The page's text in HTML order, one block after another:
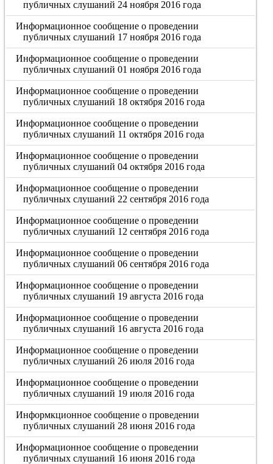
публичных слушаний 24 ноября 2016 года
Информационное сообщение о проведении
публичных слушаний 17 ноября 2016 года
Информационное сообщение о проведении
публичных слушаний 01 ноября 2016 года
Информационное сообщение о проведении
публичных слушаний 18 октября 2016 года
Информационное сообщение о проведении
публичных слушаний 11 октября 2016 года
Информационное сообщение о проведении
публичных слушаний 04 октября 2016 года
Информационное сообщение о проведении
публичных слушаний 22 сентября 2016 года
Информационное сообщение о проведении
публичных слушаний 12 сентября 2016 года
Информационное сообщение о проведении
публичных слушаний 06 сентября 2016 года
Информационное сообщение о проведении
публичных слушаний 19 августа 2016 года
Информационное сообщение о проведении
публичных слушаний 16 августа 2016 года
Информационное сообщение о проведении
публичных слушаний 26 июля 2016 года
Информационное сообщение о проведении
публичных слушаний 19 июля 2016 года
Информкционное сообщение о проведении
публичных слушаний 28 июня 2016 года
Информационное сообщение о проведении
публичных слушаний 16 июня 2016 года